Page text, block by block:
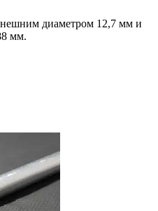
диаметром 12,7 мм и
мм.